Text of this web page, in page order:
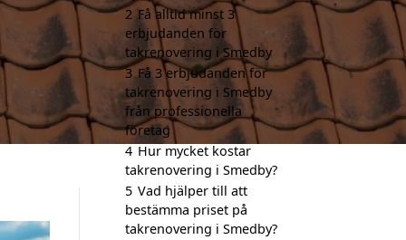
2 Få alltid minst 3
erbjudanden för
takrenovering i Smedby
3 Få 3 erbjudanden för
takrenovering i Smedby
från professionella
företag
4 Hur mycket kostar
takrenovering i Smedby?
5 Vad hjälper till att
bestämma priset på
takrenovering i Smedby?